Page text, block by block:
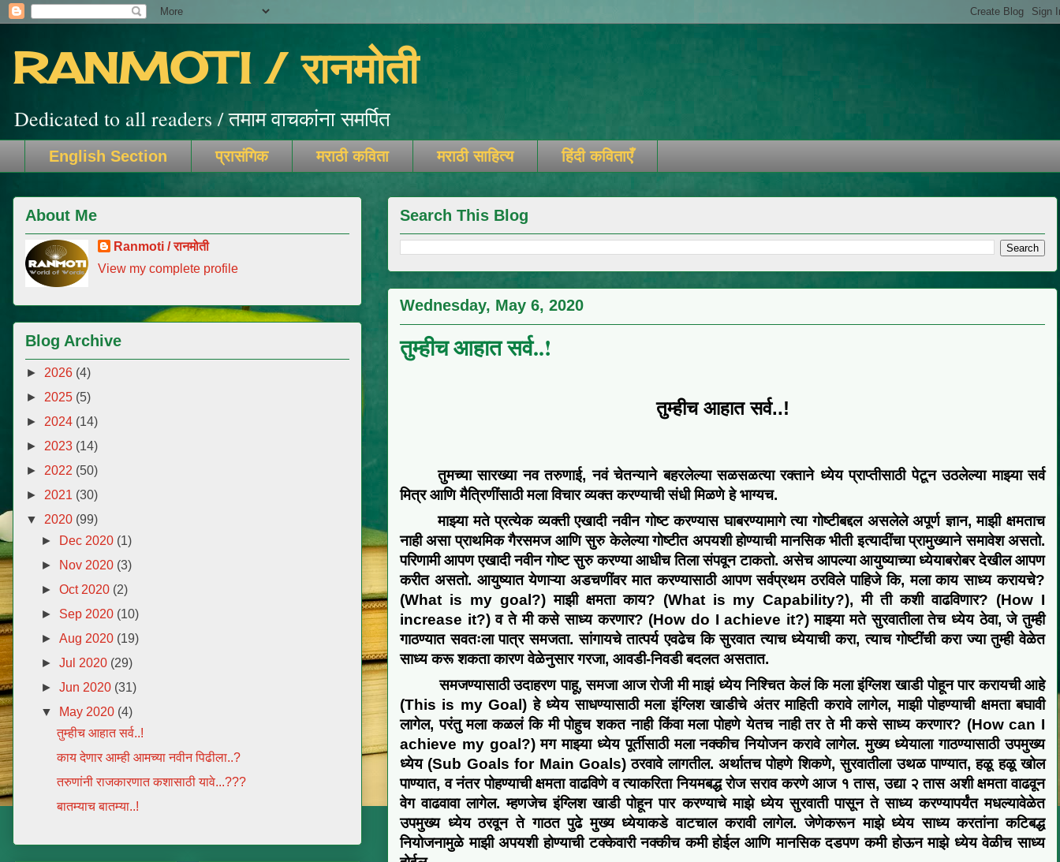
RANMOTI / रानमोती
Dedicated to all readers / तमाम वाचकांना समर्पित
English Section प्रासंगिक मराठी कविता मराठी साहित्य हिंदी कविताएँ
Search This Blog
Wednesday, May 6, 2020
तुम्हीच आहात सर्व..!
तुम्हीच आहात सर्व..!
तुमच्यासारख्या नव तरुणाई, नवं चेतन्याने बहरलेल्या सळसळत्या रक्ताने ध्येय प्राप्तीसाठी पेटून उठलेल्यामाझ्यासर्व
मित्र आणिमैत्रिणींसाठीमला विचार व्यक्त करण्याची संधी मिळणे हे भाग्यच.
माझ्या मतेप्रत्येक व्यक्ती एखादी नवीन गोष्टकरण्यास घाबरण्यामागे त्या गोष्टीबद्दल असलेले अपूर्ण ज्ञान, माझी क्षमताच
नाही असा प्राथमिक गैरसमज आणि सुरु केलेल्या गोष्टीत अपयशीहोण्याची मानसिकभीतीइत्यादींचा प्रामुख्याने समावेश असतो.
परिणामीआपण एखादी नवीन गोष्ट सुरुकरण्या आधीच तिलासंपवून टाकतो. असेच आपल्या आयुष्याच्या ध्येयाबरोबर देखील आपण
करीत असतो. आयुष्यात येणाऱ्या अडचणींवर मातकरण्यासाठी आपण सर्वप्रथम ठरविले पाहिजे कि, मला काय साध्य करायचे?
(What is my goal?) माझी क्षमता काय? (What is my Capability?), मी ती कशी वाढविणार? (How I
increase it?) व ते मी कसे साध्य करणार? (How do I achieve it?) माझ्या मते सुरवातीला तेचध्येयठेवा, जे तुम्ही
गाठण्यात सवतःला पात्रसमजता. सांगायचे तात्पर्य एवढेच किसुरवात त्याच ध्येयाची करा,त्याच गोष्टींची करा ज्या तुम्हीवेळेत
साध्यकरू शकताकारण वेळेनुसार गरजा, आवडी-निवडी बदलत असतात.
समजण्यासाठीउदाहरण पाहू, समजाआज रोजी मी माझं ध्येय निश्चित केलंकि मलाइंग्लिश खाडीपोहूनपार करायची आहे
(This is my Goal)हे ध्येय साधण्यासाठी मला इंग्लिश खाडीचे अंतर माहिती करावे लागेल,माझीपोहण्याची क्षमता बघावी
लागेल, परंतुमला कळलं कि मीपोहुचशकत नाही किंवा मलापोहणेयेतचनाहीतर ते मी कसे साध्य करणार? (Howcan I
achieve my goal ?)मग माझ्या ध्येय पूर्तीसाठी मला नक्कीचनियोजन करावे लागेल. मुख्य ध्येयाला गाठण्यासाठी उपमुख्य
ध्येय (Sub Goals for Main Goals) ठरवावे लागतील. अर्थातचपोहणे शिकणे,सुरवातीला उथळ पाण्यात, हळू हळू खोल
पाण्यात, व नंतर पोहण्याची क्षमता वाढविणे व त्याकरिता नियमबद्ध रोज सराव करणेआज १ तास, उद्या २ तास अशीक्षमता वाढवून
वेग वाढवावा लागेल.म्हणजेचइंग्लिश खाडीपोहूनपारकरण्याचे माझे ध्येय सुरवाती पासून ते साध्य करण्यापर्यंत मधल्यावेळेत
उपमुख्य ध्येयठरवून ते गाठत पुढेमुख्य ध्येयाकडे वाटचाल करावी लागेल. जेणेकरून माझे ध्येय साध्य करतांना कटिबद्ध
नियोजनामुळेमाझी अपयशी होण्याचीटक्केवारीनक्कीचकमी होईल आणिमानसिकदडपण कमी होऊन माझे ध्येय वेळीच साध्य
About Me
Ranmoti / रानमोती
View my complete profile
Blog Archive
► 2026 (4)
► 2025 (5)
► 2024 (14)
► 2023 (14)
► 2022 (50)
► 2021 (30)
▼ 2020 (99)
►
Dec 2020 (1)
►
Nov 2020 (3)
►Oct 2020 (2)
► Sep 2020 (10)
►Aug 2020 (19)
►Jul 2020 (29)
►Jun 2020 (31)
▼
May 2020 (4)
तुम्हीच आहात सर्व..!
काय देणार आम्ही आमच्या नवीन पिढीला..?
तरुणांनी राजकारणात कशासाठी यावे...???
बातम्याच बातम्या..!